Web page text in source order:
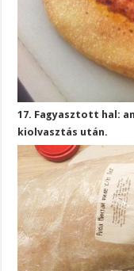
17. Fagyasztott hal:
kiolvasztás után.